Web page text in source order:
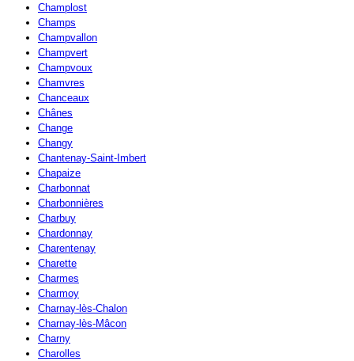
Champlost
Champs
Champvallon
Champvert
Champvoux
Chamvres
Chanceaux
Chânes
Change
Changy
Chantenay-Saint-Imbert
Chapaize
Charbonnat
Charbonnières
Charbuy
Chardonnay
Charentenay
Charette
Charmes
Charmoy
Charnay-lès-Chalon
Charnay-lès-Mâcon
Charny
Charolles